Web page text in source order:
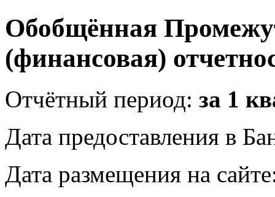
Обобщённая
(финансовая)
Отчётный период: за 1
Дата предоставления в
Дата размещения на